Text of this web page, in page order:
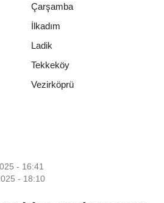
Çarşamba
İlkadım
Ladik
Tekkeköy
Vezirköprü
- 16:41
- 18:10